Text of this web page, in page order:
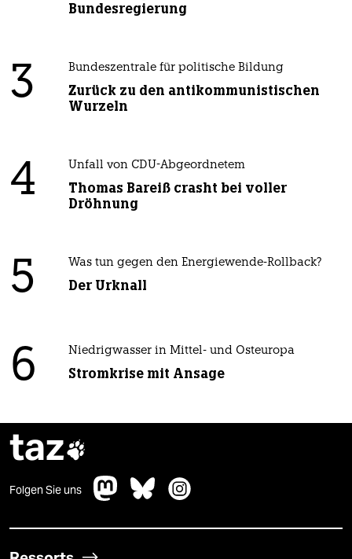
Bundesregierung
3 Bundeszentrale für politische Bildung
Zurück zu den antikommunistischen
Wurzeln
4 Unfall von CDU-Abgeordnetem
Thomas Bareiß crasht bei voller
Dröhnung
5 Was tun gegen den Energiewende-Rollback?
Der Urknall
6 Niedrigwasser in Mittel- und Osteuropa
Stromkrise mit Ansage
taz
Folgen Sie uns